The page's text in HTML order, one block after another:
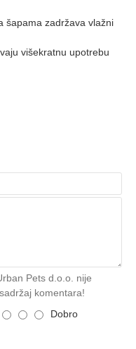
šapama zadržava vlažni
višekratnu upotrebu
Pets d.o.o. nije
komentara!
Dobro